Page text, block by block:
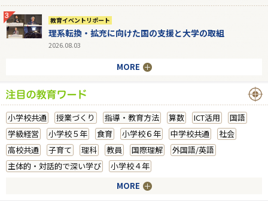
教育イベントリポート
理系転換・拡充に向けた国の支援と大学の取組
2026.08.03
MORE
小学校共通 授業づくり 指導・教育方法 算数 ICT活用
国語
学級経営
小学校５年 食育 小学校６年 中学校共通
社会
高校共通
子育て 理科 教員 国際理解
外国語/英語
主体的・対話的で深い学び
小学校４年
MORE